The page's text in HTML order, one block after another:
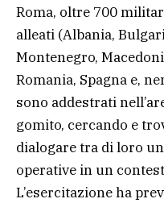
Roma, oltre 700
alleati (Albania,
Montenegro,
Romania, Spagna e,
sono addestrati
gomito, cercando e
dialogare tra di loro
operative in un
L’esercitazione ha